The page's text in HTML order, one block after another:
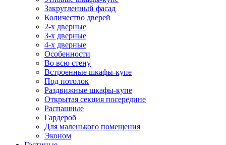
Закругленный фасад
Количество дверей
2-х дверные
3-х дверные
4-х дверные
Особенности
Во всю стену
Встроенные шкафы-купе
Под потолок
Раздвижные шкафы-купе
Открытая секция посередине
Распашные
Гардероб
Для маленького помещения
Эконом